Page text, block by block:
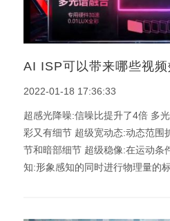
AI ISP可以带来哪些视
2022-01-18 17:36:33
超感光降噪:信噪比提升了4倍 多
彩又有细节 超级宽动态:动态范围
节和暗部细节 超级稳像:在运动条
知:形象感知的同时进行物理量的